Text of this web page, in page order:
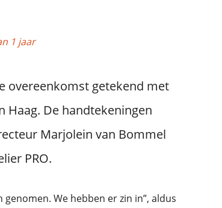
1 jaar
overeenkomst getekend met
Haag. De handtekeningen
Marjolein van Bommel
PRO.
We hebben er zin in”, aldus